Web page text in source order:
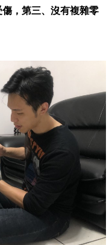
，第三、沒有複雜零